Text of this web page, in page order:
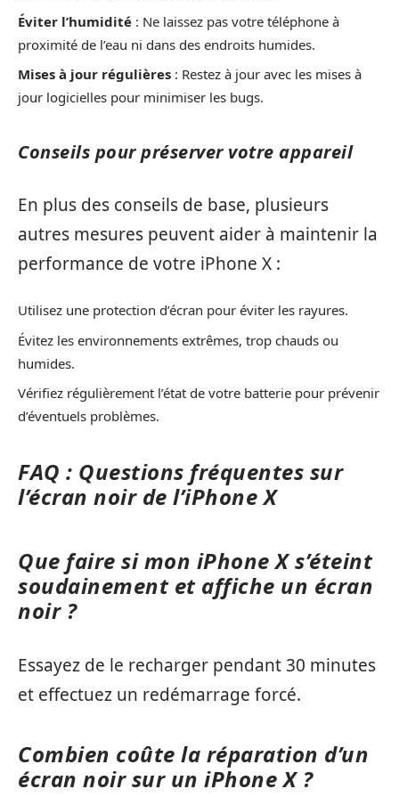
Éviter l’humidité : Ne laissez pas votre téléphone à
proximité de l’eau ni dans des endroits humides.
Mises à jour régulières : Restez à jour avec les mises à
jour logicielles pour minimiser les bugs.
Conseils pour préserver votre appareil
En plus des conseils de base, plusieurs
autres mesures peuvent aider à maintenir la
performance de votre iPhone X :
Utilisez une protection d’écran pour éviter les rayures.
Évitez les environnements extrêmes, trop chauds ou
humides.
Vérifiez régulièrement l’état de votre batterie pour prévenir
d’éventuels problèmes.
FAQ : Questions fréquentes sur
l’écran noir de l’iPhone X
Que faire si mon iPhone X s’éteint
soudainement et affiche un écran
noir ?
Essayez de le recharger pendant 30 minutes
et effectuez un redémarrage forcé.
Combien coûte la réparation d’un
écran noir sur un iPhone X ?